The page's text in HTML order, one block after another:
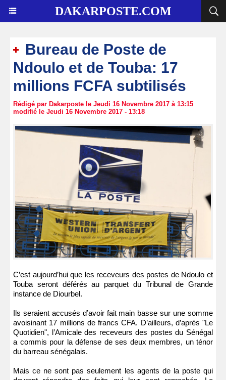
DAKARPOSTE.COM
Bureau de Poste de
Ndoulo et de Touba: 17
millions FCFA subtilisés
Rédigé par Dakarposte le Jeudi 16 Novembre 2017 à 13:15
modifié le Jeudi 16 Novembre 2017 - 13:18
C’est aujourd’hui que les receveurs des postes de Ndoulo et
Touba seront déférés au parquet du Tribunal de Grande
instance de Diourbel.
Ils seraient accusés d’avoir fait main basse sur une somme
avoisinant 17 millions de francs CFA. D’ailleurs, d’après "Le
Quotidien", l’Amicale des receveurs des postes du Sénégal
a commis pour la défense de ses deux membres, un ténor
du barreau sénégalais.
Mais ce ne sont pas seulement les agents de la poste qui